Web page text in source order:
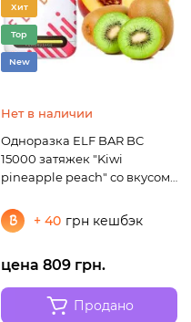
Хит
Top
New
Нет в наличии
Одноразка ELF BAR BC
15000 затяжек "Kiwi
pineapple peach" со вкусом
+ 40 грн кешбэк
цена 809 грн.
Продано